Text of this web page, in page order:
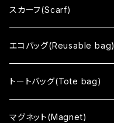
Sharekoube
no mean
まちむすめ
tone
スカーフ(Scarf)
エコバッグ(Reusable bag)
トートバッグ(Tote bag)
black
マグネット(Magnet)